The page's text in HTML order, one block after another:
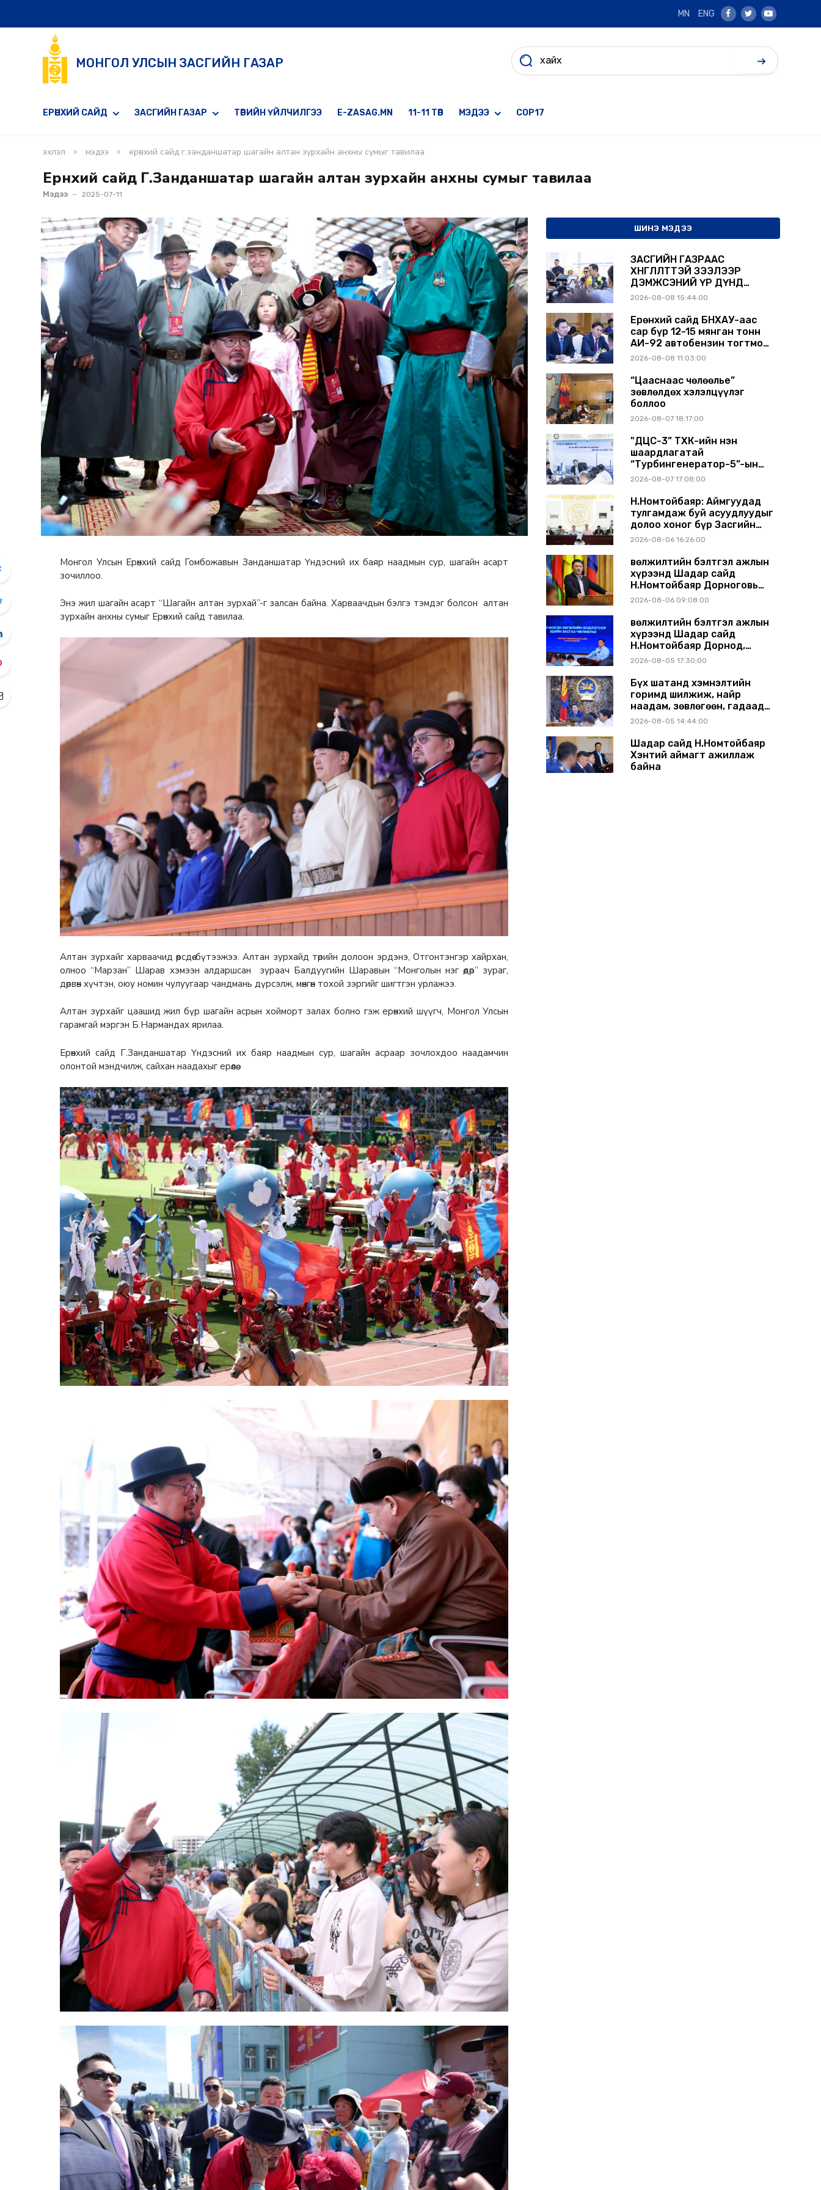
MN ENG
Facebook
TwitterYoutube
МОНГОЛ УЛСЫН ЗАСГИЙН ГАЗАР
ЕРӨНХИЙ САЙД ЗАСГИЙН ГАЗАР ТӨРИЙН ҮЙЛЧИЛГЭЭ E-ZASAG.MN 11-11 ТӨВ МЭДЭЭ COP17
эхлэл » мэдээ » ерөнхий сайд г.занданшатар шагайн алтан зурхайн анхны сумыг тавилаа
Ерөнхий сайд Г.Занданшатар шагайн алтан зурхайн анхны сумыг тавилаа
Мэдээ 2025-07-11
Монгол Улсын Ерөнхий сайд Гомбожавын Занданшатар Үндэсний их баяр наадмын сур, шагайн асарт
зочиллоо.
Энэ жил шагайн асарт “Шагайн алтан зурхай”-г залсан байна. Харваачдын бэлгэ тэмдэг болсон алтан
зурхайн анхны сумыг Ерөнхий сайд тавилаа.
Алтан зурхайг харваачид өөрсдөө бүтээжээ. Алтан зурхайд төрийн долоон эрдэнэ, Отгонтэнгэр хайрхан,
олноо “Марзан” Шарав хэмээн алдаршсан зураач Балдуугийн Шаравын “Монголын нэг өдөр” зураг,
дөрвөн хүчтэн, оюу номин чулуугаар чандмань дүрсэлж, мөнгөн тохой зэргийг шигтгэн урлажээ.
Алтан зурхайг цаашид жил бүр шагайн асрын хойморт залах болно гэж ерөнхий шүүгч, Монгол Улсын
гарамгай мэргэн Б.Нармандах ярилаа.
Ерөнхий сайд Г.Занданшатар Үндэсний их баяр наадмын сур, шагайн асраар зочлохдоо наадамчин
олонтой мэндчилж, сайхан наадахыг ерөөлөө.
ШИНЭ МЭДЭЭ
ЗАСГИЙН ГАЗРААС
ХӨНГӨЛӨЛТТЭЙ ЗЭЭЛЭЭР
ДЭМЖСЭНИЙ ҮР ДҮНД
ШАТАХУУН ХАДГАЛАХ
АШИГЛАЛТАД ОРЖ БАЙНА
2026-08-08 15:44:00
Ерөнхий сайд БНХАУ-аас
сар бүр 12-15 мянган тонн
АИ-92 автобензин тогтмол
нийлүүлэх хүсэлт тавилаа
2026-08-08 11:03:00
“Цааснаас чөлөөлье”
зөвлөлдөх хэлэлцүүлэг
боллоо
2026-08-07 18:17:00
"ДЦС-3” ТӨХК-ийн нэн
шаардлагатай
“Турбингенератор-5”-ын
шинэчлэлийн төсвийг
2026-08-07 17:08:00
Н.Номтойбаяр: Аймгуудад
тулгамдаж буй асуудлуудыг
долоо хоног бүр Засгийн
газрын хуралдаанд
2026-08-06 16:26:00
Өвөлжилтийн бэлтгэл ажлын
хүрээнд Шадар сайд
Н.Номтойбаяр Дорноговь
аймагт ажиллав
2026-08-06 09:08:00
Өвөлжилтийн бэлтгэл ажлын
хүрээнд Шадар сайд
Н.Номтойбаяр Дорнод,
Сүхбаатар аймагт ажиллав
2026-08-05 17:30:00
Бүх шатанд хэмнэлтийн
горимд шилжиж, найр
наадам, зөвлөгөөн, гадаад
томилолтыг хориглолоо
2026-08-05 14:44:00
Шадар сайд Н.Номтойбаяр
Хэнтий аймагт ажиллаж
байна